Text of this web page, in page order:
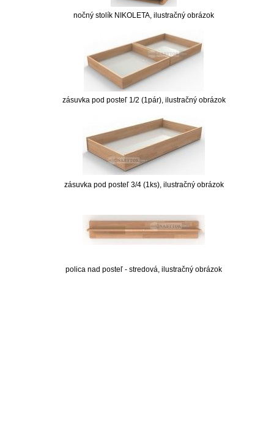
nočný stolík NIKOLETA, ilustračný obrázok
zásuvka pod posteľ 1/2 (1pár), ilustračný obrázok
zásuvka pod posteľ 3/4 (1ks), ilustračný obrázok
polica nad posteľ - stredová, ilustračný obrázok